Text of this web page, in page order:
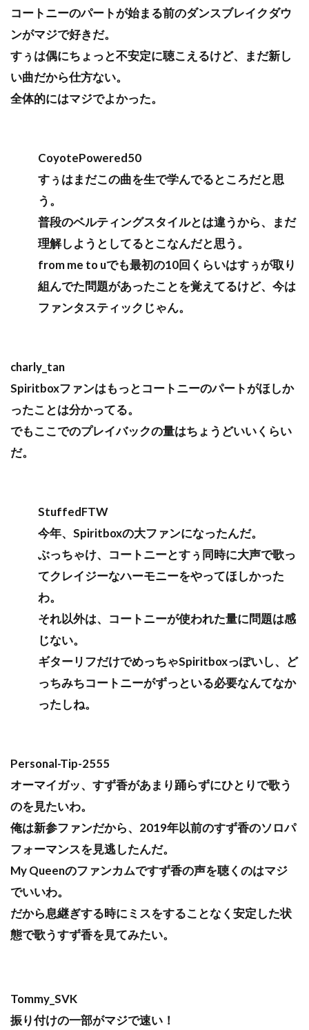
コートニーのパートが始まる前のダンスブレイクダウ
ンがマジで好きだ。
すぅは偶にちょっと不安定に聴こえるけど、まだ新し
い曲だから仕方ない。
全体的にはマジでよかった。
CoyotePowered50
すぅはまだこの曲を生で学んでるところだと思
う。
普段のベルティングスタイルとは違うから、まだ
理解しようとしてるとこなんだと思う。
from me to uでも最初の10回くらいはすぅが取り
組んでた問題があったことを覚えてるけど、今は
ファンタスティックじゃん。
charly_tan
Spiritboxファンはもっとコートニーのパートがほしか
ったことは分かってる。
でもここでのプレイバックの量はちょうどいいくらい
だ。
StuffedFTW
今年、Spiritboxの大ファンになったんだ。
ぶっちゃけ、コートニーとすぅ同時に大声で歌っ
てクレイジーなハーモニーをやってほしかった
わ。
それ以外は、コートニーが使われた量に問題は感
じない。
ギターリフだけでめっちゃSpiritboxっぽいし、ど
っちみちコートニーがずっといる必要なんてなか
ったしね。
Personal-Tip-2555
オーマイガッ、すず香があまり踊らずにひとりで歌う
のを見たいわ。
俺は新参ファンだから、2019年以前のすず香のソロパ
フォーマンスを見逃したんだ。
My Queenのファンカムですず香の声を聴くのはマジ
でいいわ。
だから息継ぎする時にミスをすることなく安定した状
態で歌うすず香を見てみたい。
Tommy_SVK
振り付けの一部がマジで速い！